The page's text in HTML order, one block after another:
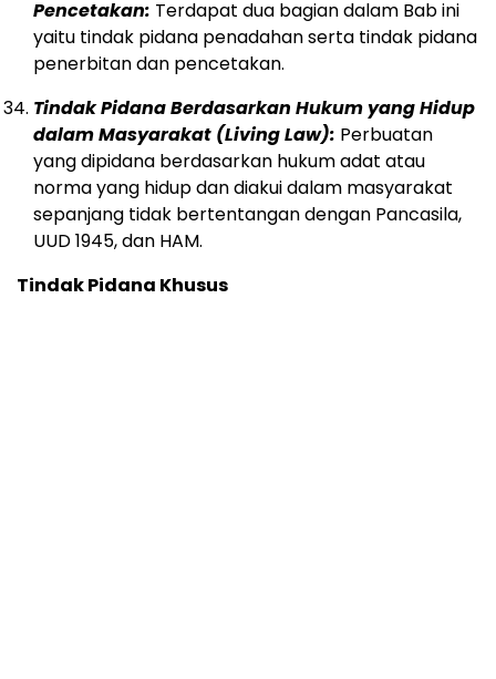
Pencetakan: Terdapat dua bagian dalam Bab ini
yaitu tindak pidana penadahan serta tindak pidana
penerbitan dan pencetakan.
Tindak Pidana Berdasarkan Hukum yang Hidup
dalam Masyarakat (Living Law): Perbuatan
yang dipidana berdasarkan hukum adat atau
norma yang hidup dan diakui dalam masyarakat
sepanjang tidak bertentangan dengan Pancasila,
UUD 1945, dan HAM.
Tindak Pidana Khusus